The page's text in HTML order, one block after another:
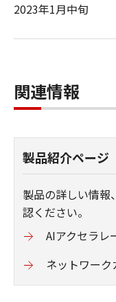
2023年1月中旬
関連情報
製品紹介ページ
製品の詳しい情報
認ください。
AIアクセラレ
ネットワー